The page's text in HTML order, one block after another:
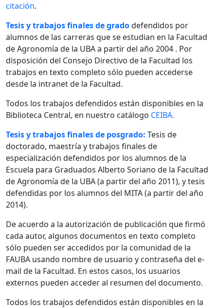
citación.
Tesis y trabajos finales de gradodefendidos por
alumnos de las carreras que se estudian en la Facultad
de Agronomía de la UBA a partir del año 2004 . Por
disposición del Consejo Directivo de la Facultad los
trabajos en texto completo sólo pueden accederse
desde la intranet de la Facultad.
Todos los trabajos defendidos están disponibles en la
Biblioteca Central, en nuestro catálogo CEIBA.
Tesis y trabajos finales de posgrado: Tesis de
doctorado, maestría y trabajos finales de
especialización defendidos por los alumnos de la
Escuela para Graduados Alberto Soriano de la Facultad
de Agronomía de la UBA (a partir del año 2011), y tesis
defendidas por los alumnos del MITA (a partir del año
2014).
De acuerdo a la autorización de publicación que firmó
cada autor, algunos documentos en texto completo
sólo pueden ser accedidos por la comunidad de la
FAUBA usando nombre de usuario y contraseña del e-
mail de la Facultad. En estos casos, los usuarios
externos pueden acceder al resumen del documento.
Todos los trabajos defendidos están disponibles en la